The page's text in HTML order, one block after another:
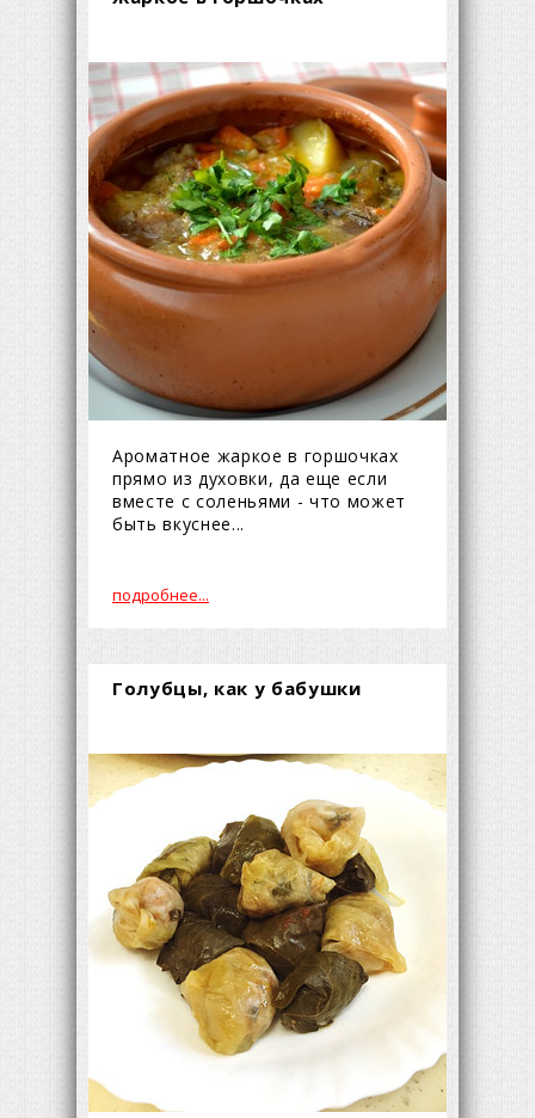
Ароматное жаркое в горшочках
прямо из духовки, да еще если
вместе с соленьями - что может
быть вкуснее...
подробнее...
Голубцы, как у бабушки